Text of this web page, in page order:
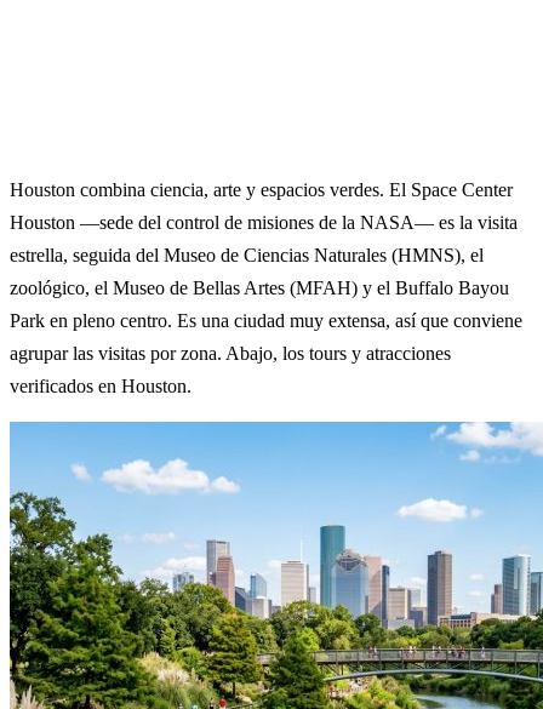
Houston combina ciencia, arte y espacios verdes. El Space Center
Houston —sede del control de misiones de la NASA— es la visita
estrella, seguida del Museo de Ciencias Naturales (HMNS), el
zoológico, el Museo de Bellas Artes (MFAH) y el Buffalo Bayou
Park en pleno centro. Es una ciudad muy extensa, así que conviene
agrupar las visitas por zona. Abajo, los tours y atracciones
verificados en Houston.